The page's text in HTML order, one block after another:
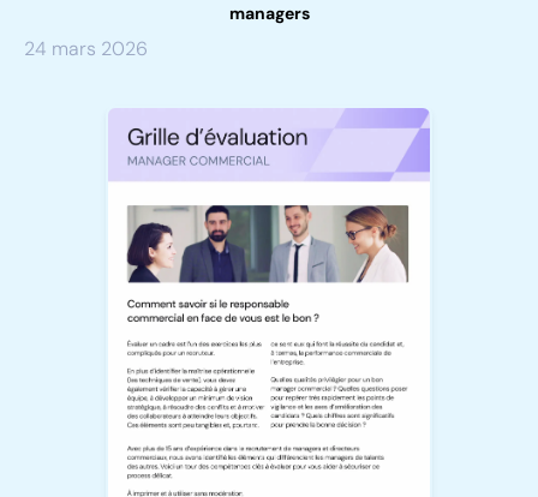
managers
24 mars 2026